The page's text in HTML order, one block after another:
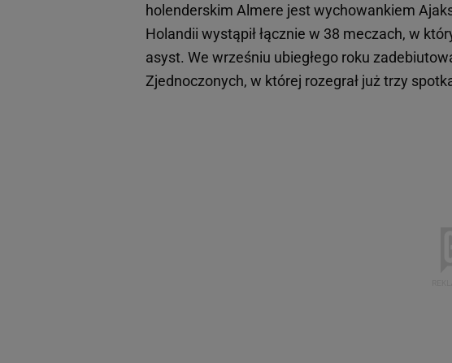
holenderskim Almere jest wychowankiem
Holandii wystąpił łącznie w 38 meczach, w
asyst. We wrześniu ubiegłego roku
Zjednoczonych, w której rozegrał już trzy